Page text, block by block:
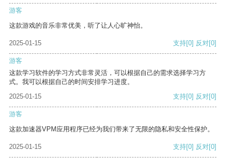
游客
这款游戏的音乐非常优美，听了让人心旷神怡。
2025-01-15 支持[0] 反对[0]
游客
这款学习软件的学习方式非常灵活，可以根据自己的需求选择学习方
式。我可以根据自己的时间安排学习进度。
2025-01-15
支持[0] 反对[0]
游客
这款加速器VPM应用程序已经为我们带来了无限的隐私和安全性保护。
2025-01-15 支持[0] 反对[0]